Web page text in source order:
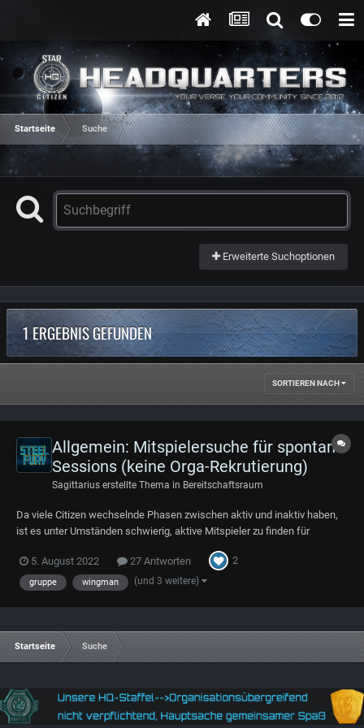
Startseite Suche
Erweiterte Suchoptionen
1 ERGEBNIS GEFUNDEN
SORTIEREN NACH
Allgemein: Mitspielersuche für spontane
Sessions (keine Orga-Rekrutierung)
Sagittarius erstellte Thema in Bereitschaftsraum
Da viele Citizen wechselnde Phasen zwischen aktiv und inaktiv haben,
ist es unter Umständen schwierig, aktive Mitspieler zu finden für
TS-Kanäle arbeiten möchte, versuche ich es auf diesem Wege. Dieser
Thread soll ei...
5. August 2022 27 Antworten 2
gruppe wingman (und 3 weitere)
Startseite Suche